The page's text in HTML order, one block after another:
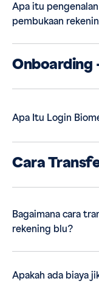
Apa itu
pembukaan
Onboarding
Apa Itu Login
Cara
Bagaimana cara
rekening blu?
Apakah ada biaya